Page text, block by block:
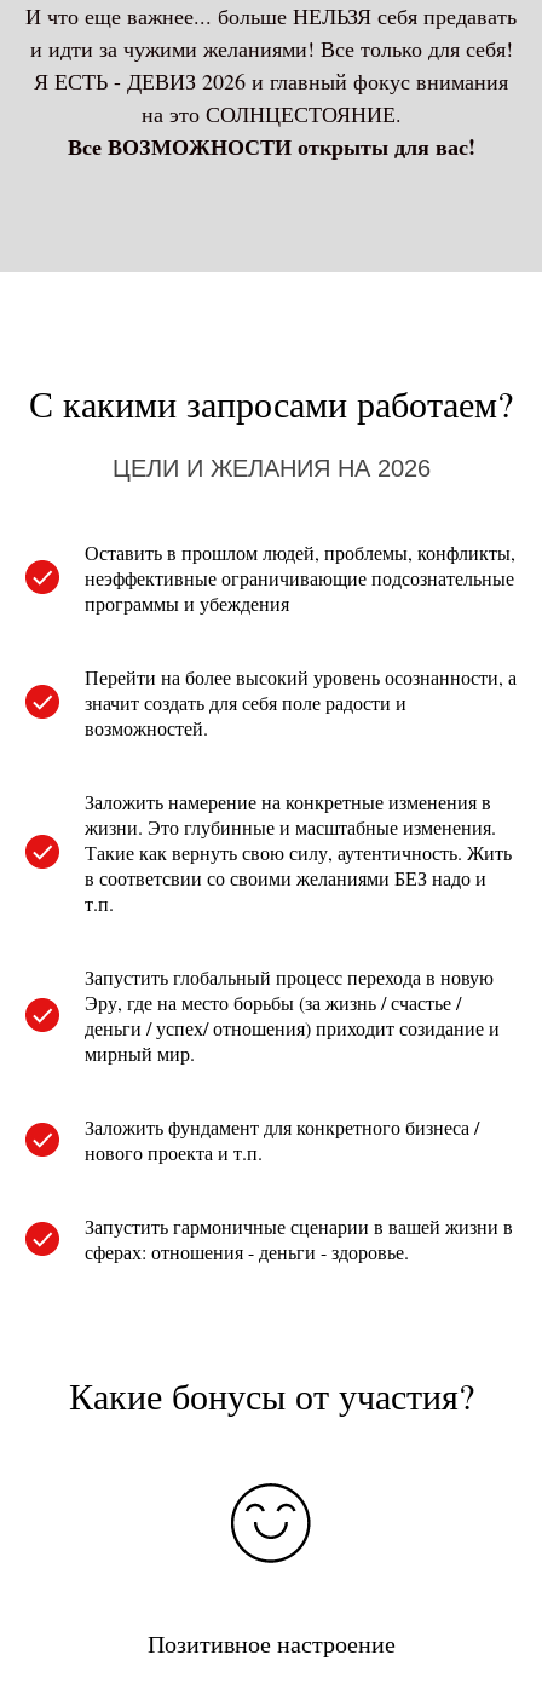
И что еще важнее... больше НЕЛЬЗЯ себя предавать
и идти за чужими желаниями! Все только для себя!
Я ЕСТЬ - ДЕВИЗ 2026 и главный фокус внимания
на это СОЛНЦЕСТОЯНИЕ.
Все ВОЗМОЖНОСТИ открыты для вас!
С какими запросами работаем?
ЦЕЛИ И ЖЕЛАНИЯ НА 2026
Оставить в прошлом людей, проблемы, конфликты,
неэффективные ограничивающие подсознательные
программы и убеждения
Перейти на более высокий уровень осознанности, а
значит создать для себя поле радости и
возможностей.
Заложить намерение на конкретные изменения в
жизни. Это глубинные и масштабные изменения.
Такие как вернуть свою силу, аутентичность. Жить
в соответсвии со своими желаниями БЕЗ надо и
т.п.
Запустить глобальный процесс перехода в новую
Эру, где на место борьбы (за жизнь / счастье /
деньги / успех/ отношения) приходит созидание и
мирный мир.
Заложить фундамент для конкретного бизнеса /
нового проекта и т.п.
Запустить гармоничные сценарии в вашей жизни в
сферах: отношения - деньги - здоровье.
Какие бонусы от участия?
Позитивное настроение